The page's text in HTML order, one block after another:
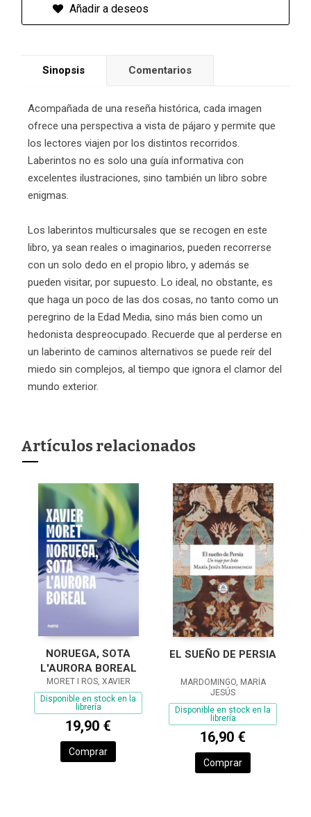
Añadir a deseos
Sinopsis Comentarios
Acompañada de una reseña histórica, cada imagen
ofrece una perspectiva a vista de pájaro y permite que
los lectores viajen por los distintos recorridos.
Laberintos no es solo una guía informativa con
excelentes ilustraciones, sino también un libro sobre
enigmas.
Los laberintos multicursales que se recogen en este
libro, ya sean reales o imaginarios, pueden recorrerse
con un solo dedo en el propio libro, y además se
pueden visitar, por supuesto. Lo ideal, no obstante, es
que haga un poco de las dos cosas, no tanto como un
peregrino de la Edad Media, sino más bien como un
hedonista despreocupado. Recuerde que al perderse en
un laberinto de caminos alternativos se puede reír del
miedo sin complejos, al tiempo que ignora el clamor del
mundo exterior.
Artículos relacionados
NORUEGA, SOTA
L'AURORA BOREAL
MORET I ROS, XAVIER
Disponible en stock en la
librería
19,90 €
Comprar
EL SUEÑO DE PERSIA
MARDOMINGO, MARÍA
JESÚS
Disponible en stock en la
librería
16,90 €
Comprar